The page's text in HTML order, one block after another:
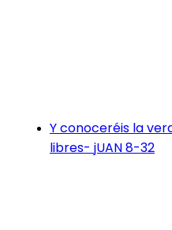
Y conoceréis la
libres- jUAN 8-32